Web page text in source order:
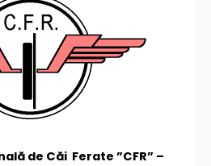
de Căi Ferate ”CFR” –